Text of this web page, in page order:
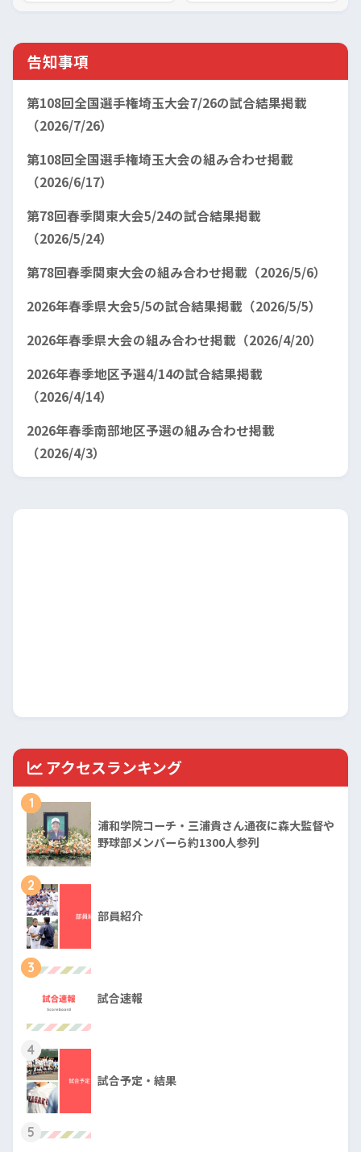
告知事項
第108回全国選手権埼玉大会7/26の試合結果掲載
（2026/7/26）
第108回全国選手権埼玉大会の組み合わせ掲載
（2026/6/17）
第78回春季関東大会5/24の試合結果掲載
（2026/5/24）
第78回春季関東大会の組み合わせ掲載（2026/5/6）
2026年春季県大会5/5の試合結果掲載（2026/5/5）
2026年春季県大会の組み合わせ掲載（2026/4/20）
2026年春季地区予選4/14の試合結果掲載
（2026/4/14）
2026年春季南部地区予選の組み合わせ掲載
（2026/4/3）
アクセスランキング
1
浦和学院コーチ・三浦貴さん通夜に森大監督や
野球部メンバーら約1300人参列
2
部員紹介
3
試合速報
4
試合予定・結果
5